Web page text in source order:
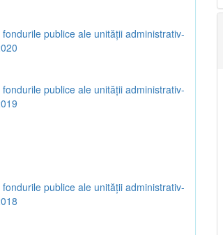
publice ale unității administrativ-
publice ale unității administrativ-
publice ale unității administrativ-